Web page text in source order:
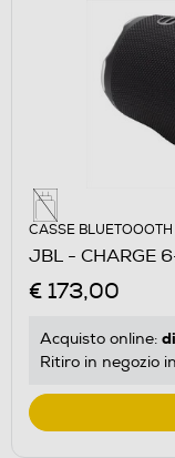
CASSE BLUETOOOTH
JBL - CHARGE
€ 173,00
Acquisto online:
Ritiro in negozio